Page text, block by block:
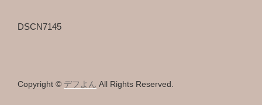
DSCN7145
Copyright © デフよん All Rights Reserved.